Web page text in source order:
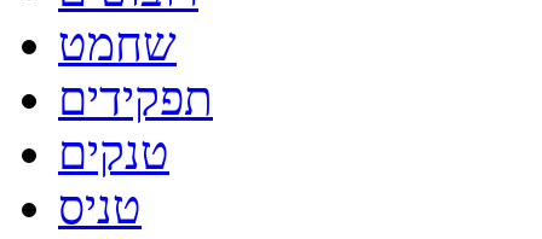
שחמט
תפקידים
טנקים
טניס